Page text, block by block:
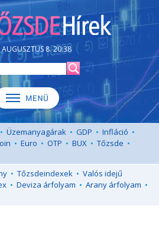
8. 20:38
• Üzemanyagárak • GDP • Infláció •
• Euro • OTP • BUX • Tőzsde •
• Tőzsdeindexek • Valós idejű
• Deviza árfolyam • Arany árfolyam •